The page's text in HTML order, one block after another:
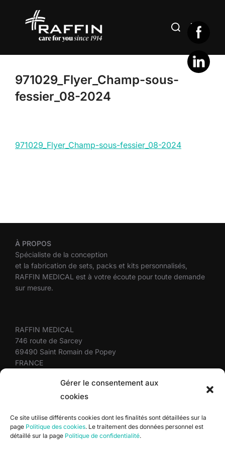
Gérer le consentement aux
cookies
Ce site utilise différents cookies dont les finalités sont détaillées sur la
page Politique des cookies. Le traitement des données personnel est
détaillé sur la page Politique de confidentialité.
Rechercher :
971029_Flyer_Champ-sous-
fessier_08-2024
971029_Flyer_Champ-sous-fessier_08-2024
À PROPOS
Spécialiste de la conception
et la fabrication de sets, packs et kits personnalisés,
RAFFIN MEDICAL est à votre écoute pour toute demande
sur mesure.
RAFFIN MEDICAL
746 route de Sarcey
69490 Saint Romain de Popey
FRANCE
Plan du site
Mentions légales
Politique de confidentialité